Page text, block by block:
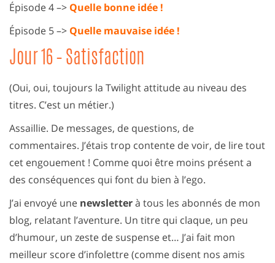
Épisode 4 –> Quelle bonne idée !
Épisode 5 –> Quelle mauvaise idée !
Jour 16 – Satisfaction
(Oui, oui, toujours la Twilight attitude au niveau des
titres. C’est un métier.)
Assaillie. De messages, de questions, de
commentaires. J’étais trop contente de voir, de lire tout
cet engouement ! Comme quoi être moins présent a
des conséquences qui font du bien à l’ego.
J’ai envoyé une newsletterà tous les abonnés de mon
blog, relatant l’aventure. Un titre qui claque, un peu
d’humour, un zeste de suspense et… J’ai fait mon
meilleur score d’infolettre (comme disent nos amis